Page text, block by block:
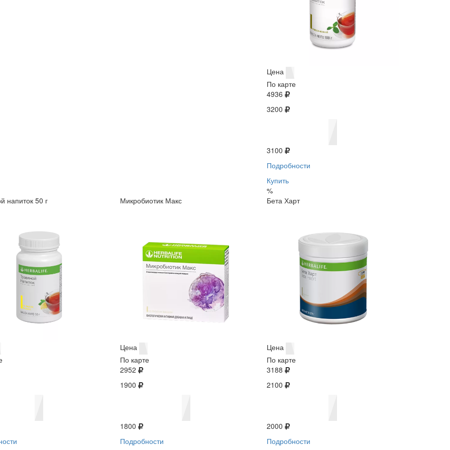
Цена
По карте
4936
3200
3100
Подробности
Купить
%
напиток 50 г
Микробиотик Макс
Цена
По карте
2952
1900
1800
Подробности
Бета Харт
Цена
По карте
3188
2100
2000
Подробности